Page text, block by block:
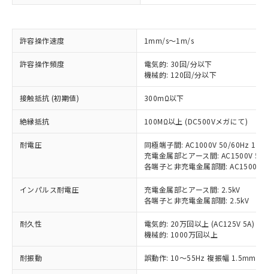
許容操作速度 1mm/s～1m/s
許容操作頻度
電気的: 30回/分以下
機械的: 120回/分以下
接触抵抗 (初期値) 300mΩ以下
絶縁抵抗 100MΩ以上 (DC500Vメガにて)
耐電圧
同極端子間: AC1000V 50/60Hz
充電金属部とアース間: AC1500V
各端子と非充電金属部間: AC1500V
インパルス耐電圧
充電金属部とアース間: 2.5kV
各端子と非充電金属部間: 2.5kV
耐久性
電気的: 20万回以上 (AC125V 5A)
機械的: 1000万回以上
耐振動 誤動作: 10～55Hz 複振幅 1.5mm
以下の条件をお読みいただき、同意のうえ
ご利用ください。
本サービスは、当社制御機器事業取扱
商品の当社在庫状況および標準価格
(税抜)を提供させていただくもので
当社制御機器事業取扱商品の中には、
本サービスの対象外となる商品もある
ことをご了承ください。
在庫状況および標準価格照会結果は、
記載している更新日時点での社内デー
タに基づき作成されるものであり、閲
覧された時点での実際の在庫および標
非含有に対応した製品が提供可能な商品で
対応予定：EU RoHS指令（10物質）の非含
有に対応した製品に切り替える予定のある
対応予定なし：EU RoHS指令（10物質）の
非含有に非対応の商品で、対応品を出す予
定はありません。
調査・確認中：EU RoHS指令（10物質）の
非含有の対応状況を調査中または確認中の
非該当品：ライセンス料など無形物で、有
害物質有無と関係のない商品です。
仕入先様の事情により、非含有部品として
いたものが、含有品と判明した場合などや
むを得ず変更することがあります。
鉛(Pb) 1000ppm以下、 水銀(Hg) 1000ppm以下、 カド
「○」：最大均質材料含有率が中国RoHSの
基準値以下であることを示します。
「×」：最大均質材料含有率が中国RoHSの
基準値を超えていることを示します。
「－」：未確認です。当社販売部門へお問
*中国RoHS10物質の基準値 (GB/T26572)：
Pb(鉛) :1000ppm、 Hg(水銀) : 1000ppm、 Cd(カドミウ
当社は、これら貴社製品のうち、外国
為替および外国貿易法に定める商品
（以下｢規制貨物等」という）を輸出
または国外への提供する場合は、日本
国政府の輸出許可(または役務取引許